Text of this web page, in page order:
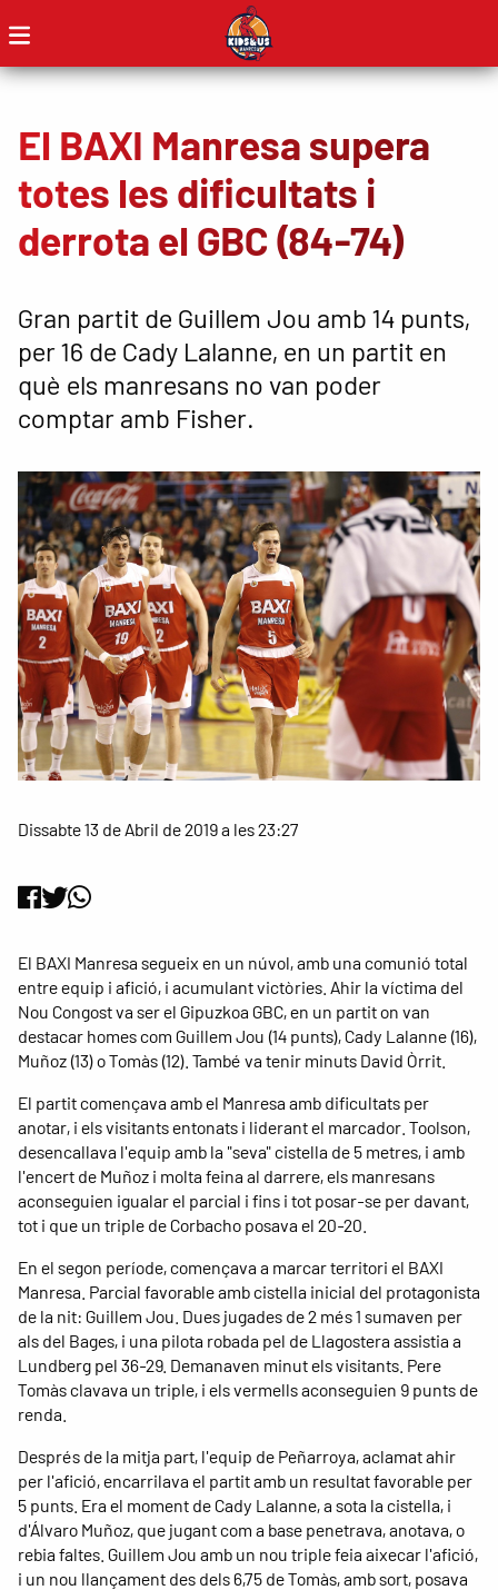
El BAXI Manresa supera
totes les dificultats i
derrota el GBC (84-74)
Gran partit de Guillem Jou amb 14 punts,
per 16 de Cady Lalanne, en un partit en
què els manresans no van poder
comptar amb Fisher.
Dissabte 13 de Abril de 2019 a les 23:27
El BAXI Manresa segueix en un núvol, amb una comunió total
entre equip i afició, i acumulant victòries. Ahir la víctima del
Nou Congost va ser el Gipuzkoa GBC, en un partit on van
destacar homes com Guillem Jou (14 punts), Cady Lalanne (16),
Muñoz (13) o Tomàs (12). També va tenir minuts David Òrrit.
El partit començava amb el Manresa amb dificultats per
anotar, i els visitants entonats i liderant el marcador. Toolson,
desencallava l'equip amb la "seva" cistella de 5 metres, i amb
l'encert de Muñoz i molta feina al darrere, els manresans
aconseguien igualar el parcial i fins i tot posar-se per davant,
tot i que un triple de Corbacho posava el 20-20.
En el segon període, començava a marcar territori el BAXI
Manresa. Parcial favorable amb cistella inicial del protagonista
de la nit: Guillem Jou. Dues jugades de 2 més 1 sumaven per
als del Bages, i una pilota robada pel de Llagostera assistia a
Lundberg pel 36-29. Demanaven minut els visitants. Pere
Tomàs clavava un triple, i els vermells aconseguien 9 punts de
renda.
Després de la mitja part, l'equip de Peñarroya, aclamat ahir
per l'afició, encarrilava el partit amb un resultat favorable per
5 punts. Era el moment de Cady Lalanne, a sota la cistella, i
d'Álvaro Muñoz, que jugant com a base penetrava, anotava, o
rebia faltes. Guillem Jou amb un nou triple feia aixecar l'afició,
i un nou llançament des dels 6,75 de Tomàs, amb sort, posava